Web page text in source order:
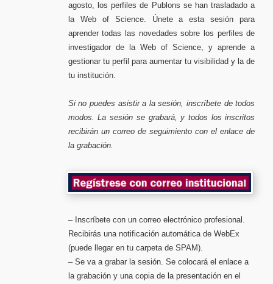
agosto, los perfiles de Publons se han trasladado a
la Web of Science. Únete a esta sesión para
aprender todas las novedades sobre los perfiles de
investigador de la Web of Science, y aprende a
gestionar tu perfil para aumentar tu visibilidad y la de
tu institución.
Si no puedes asistir a la sesión, inscríbete de todos
modos. La sesión se grabará, y todos los inscritos
recibirán un correo de seguimiento con el enlace de
la grabación.
– Inscríbete con un correo electrónico profesional.
Recibirás una notificación automática de WebEx
(puede llegar en tu carpeta de SPAM).
– Se va a grabar la sesión. Se colocará el enlace a
la grabación y una copia de la presentación en el